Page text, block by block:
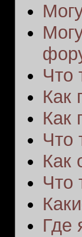
Что
Как
Как
Что
Как
Что
Где